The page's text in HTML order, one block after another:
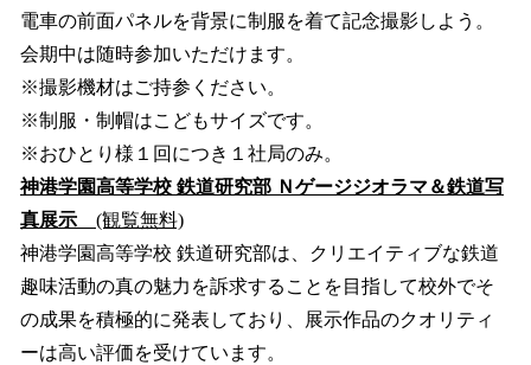
電車の前面パネルを背景に制服を着て記念撮影しよう。
会期中は随時参加いただけます。
※撮影機材はご持参ください。
※制服・制帽はこどもサイズです。
※おひとり様１回につき１社局のみ。
神港学園高等学校 鉄道研究部 Ｎゲージジオラマ＆鉄道写
真展示 (観覧無料)
神港学園高等学校 鉄道研究部は、クリエイティブな鉄道
趣味活動の真の魅力を訴求することを目指して校外でそ
の成果を積極的に発表しており、展示作品のクオリティ
ーは高い評価を受けています。